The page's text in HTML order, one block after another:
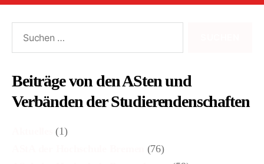
nach:
Beiträge von den ASten und
Verbänden der Studierendenschaften
(1)
(76)